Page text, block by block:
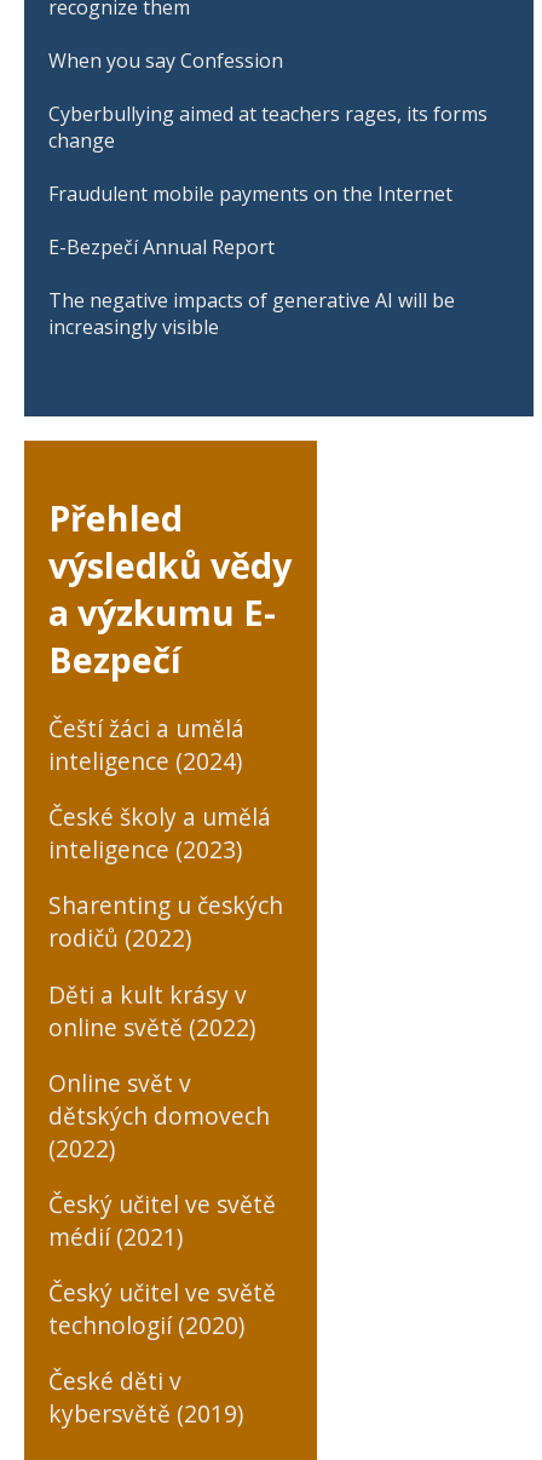
recognize them
When you say Confession
Cyberbullying aimed at teachers rages, its forms
change
Fraudulent mobile payments on the Internet
E-Bezpečí Annual Report
The negative impacts of generative AI will be
increasingly visible
Přehled
výsledků vědy
a výzkumu E-
Bezpečí
Čeští žáci a umělá
inteligence (2024)
České školy a umělá
inteligence (2023)
Sharenting u českých
rodičů (2022)
Děti a kult krásy v
online světě (2022)
Online svět v
dětských domovech
(2022)
Český učitel ve světě
médií (2021)
Český učitel ve světě
technologií (2020)
České děti v
kybersvětě (2019)